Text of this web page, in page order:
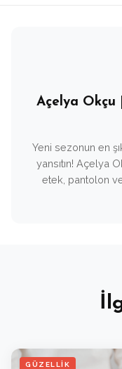
Açelya Okçu
Yeni sezonun en
yansıtın! Açelya
etek, pantolon
GÜZELLIK